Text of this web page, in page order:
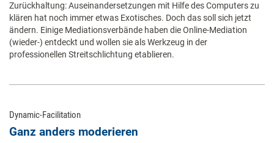
Zurückhaltung: Auseinandersetzungen mit Hilfe des Computers zu
klären hat noch immer etwas Exotisches. Doch das soll sich jetzt
ändern. Einige Mediationsverbände haben die Online-Mediation
(wieder-) entdeckt und wollen sie als Werkzeug in der
professionellen Streitschlichtung etablieren.
Dynamic-Facilitation
Ganz anders moderieren